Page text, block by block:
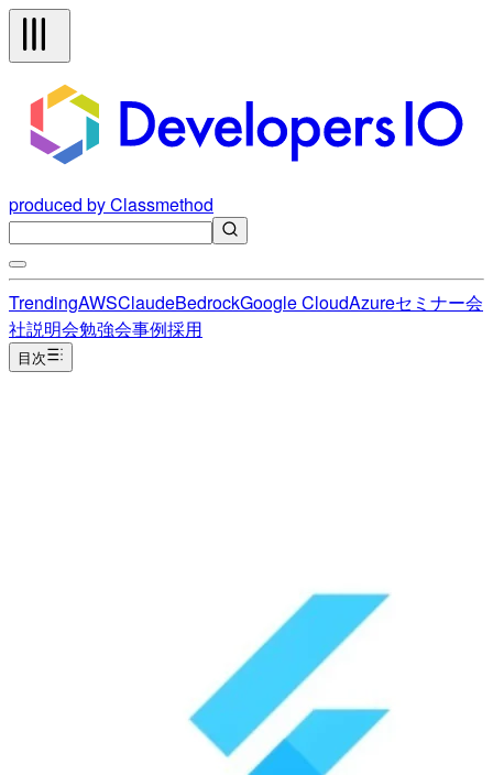
produced by Classmethod
TrendingAWSClaudeBedrockGoogle CloudAzureセミナー会
社説明会勉強会事例採用
目次